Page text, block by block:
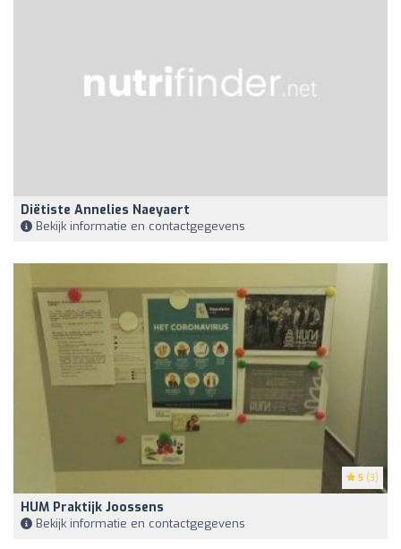
Diëtiste Annelies Naeyaert
Bekijk informatie en contactgegevens
5 (3)
HUM Praktijk Joossens
Bekijk informatie en contactgegevens